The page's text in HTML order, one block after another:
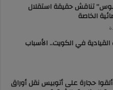
تناقش حقيقة استقلال
الخاصة
في الكويت.. الأسباب
ألقوا حجارة على أتوبيس نقل أوراق